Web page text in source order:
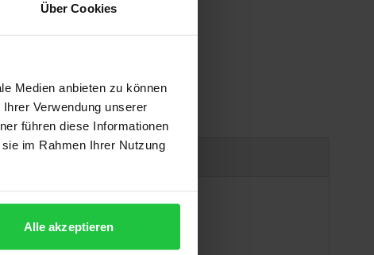
Über Cookies
Medien anbieten zu können
Verwendung unserer
führen diese Informationen
im Rahmen Ihrer Nutzung
Alle akzeptieren